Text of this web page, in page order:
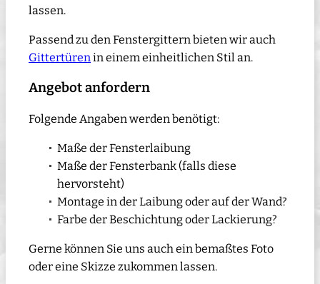
lassen.
Passend zu den Fenstergittern bieten wir auch
Gittertürenin einem einheitlichen Stil an.
Angebot anfordern
Folgende Angaben werden benötigt:
Maße der Fensterlaibung
Maße der Fensterbank (falls diese
hervorsteht)
Montage in der Laibung oder auf der Wand?
Farbe der Beschichtung oder Lackierung?
Gerne können Sie uns auch ein bemaßtes Foto
oder eine Skizze zukommen lassen.